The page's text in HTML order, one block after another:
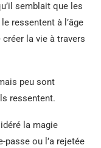
semblait que les
ressentent à l’âge
la vie à travers
peu sont
ressentent.
la magie
passe ou l’a rejetée